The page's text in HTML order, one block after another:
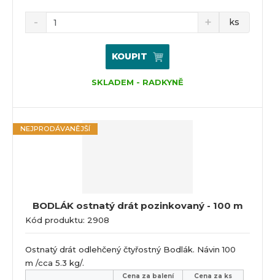
ks
KOUPIT
SKLADEM - RADKYNĚ
BODLÁK ostnatý drát pozinkovaný - 100 m
Kód produktu: 2908
NEJPRODÁVANĚJŠÍ
Ostnatý drát odlehčený čtyřostný Bodlák. Návin 100
m /cca 5.3 kg/.
Cena za balení Cena za ks